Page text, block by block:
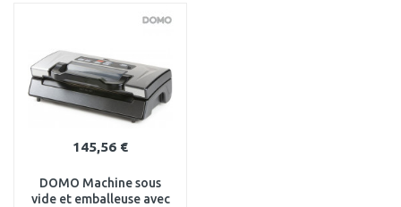
145,56 €
DOMO Machine sous
vide et emballeuse avec